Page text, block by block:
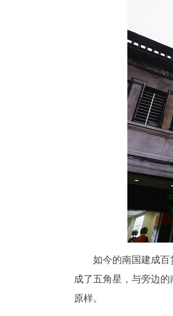
如今的南国建成
成了五角星，与旁边
原样。